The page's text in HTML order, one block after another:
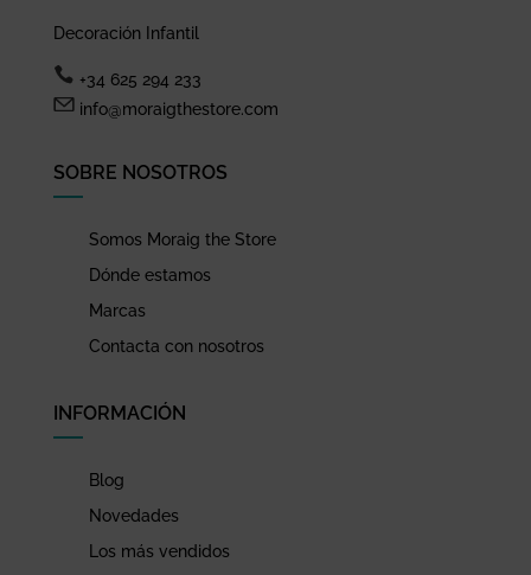
Decoración Infantil
+34 625 294 233
info@moraigthestore.com
SOBRE NOSOTROS
Somos Moraig the Store
Dónde estamos
Marcas
Contacta con nosotros
INFORMACIÓN
Blog
Novedades
Los más vendidos